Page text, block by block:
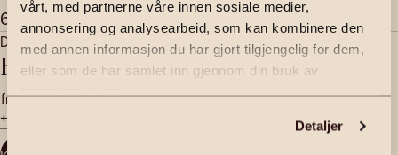
vårt, med partnerne våre innen sosiale medier,
annonsering og analysearbeid, som kan kombinere den
med annen informasjon du har gjort tilgjengelig for dem,
eller som de har samlet inn gjennom din bruk av
tjenestene deres.
Detaljer
6 m2
Daglig leder | Eiendomsmegler | Partner
Francis Johansson-Merrick
francis.johansson-merrick@emera.no
+47 951 97 652